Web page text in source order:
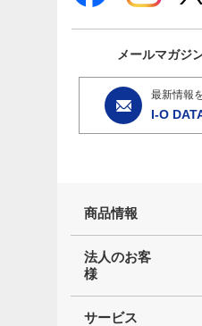
メールマガジ
最新情報
I-O
商品情報
法人のお客
様
サービス